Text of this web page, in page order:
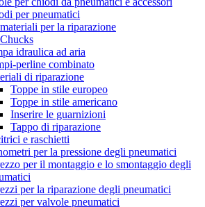
per pneumatici
per la riparazione
idraulica ad aria
perline combinato
di riparazione
Toppe in stile europeo
Toppe in stile americano
Inserire le guarnizioni
Tappo di riparazione
e raschietti
per la pressione degli pneumatici
per il montaggio e lo smontaggio degli
per la riparazione degli pneumatici
per valvole pneumatici